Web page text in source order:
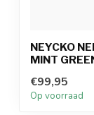
NEYCKO
MINT
€99,95
Op voorraad